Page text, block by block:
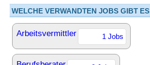
WELCHE VERWANDTEN JOBS GIBT
Arbeitsvermittler 1 Jobs